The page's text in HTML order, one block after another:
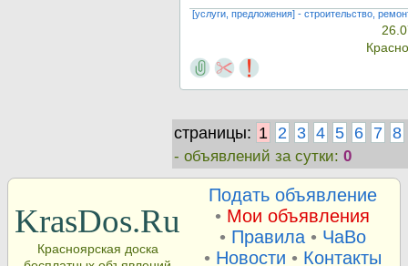
[услуги, предложения] - строительство,
страницы: 1 2 3 4 5 6 7 8
- объявлений за сутки:0
KrasDos.Ru
Красноярская доска
Подать объявление
• Мои объявления
• Правила• ЧаВо
• Новости • Контакты